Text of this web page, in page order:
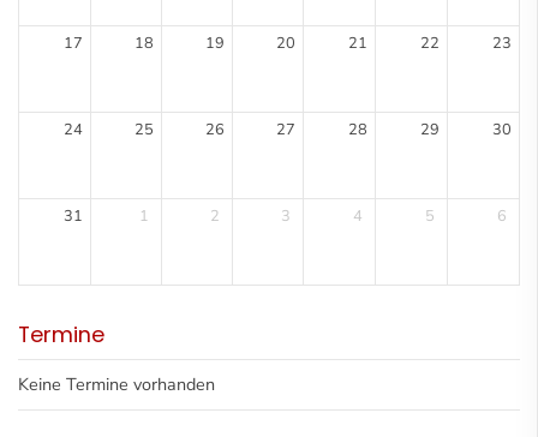
17 18 19 20 21 22 23
24 25 26 27 28 29 30
31 1 2 3 4 5 6
Termine
Keine Termine vorhanden